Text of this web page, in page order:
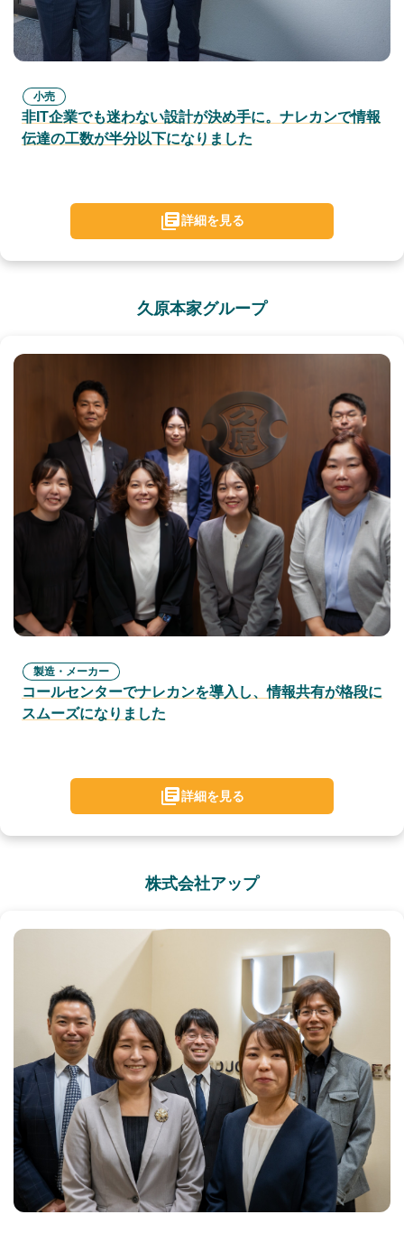
小売
非IT企業でも迷わない設計が決め手に。ナレカンで情報
伝達の工数が半分以下になりました
詳細を見る
久原本家グループ
製造・メーカー
コールセンターでナレカンを導入し、情報共有が格段に
スムーズになりました
詳細を見る
株式会社アップ